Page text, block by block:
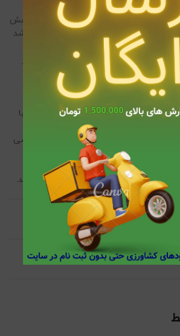
منیزیم و انواع ویتامین‌ها برای رشد
افزایش مقاومت گیاه در برابر استرس: کاهش
خشکی، سرما و شوری خاک. تحریک رشد
مغذی از خاک و تقویت سیستم ریشه‌ای.
ایده‌آل برای گیاهانی که نیاز به تقویت در
محصولات حساس مانند سبزیجات و
می‌گیرد. همچنین به دلیل طبیعی بودن و
مضر، به عنوان یک گزینه پایدار و سازگار با
روش مصرف: محلول‌پاشی: 2 تا 5 گرم در هر لیتر آب برای محلول‌پاشی
روی برگ‌ها. آبیاری: 5 تا 10 گرم در هر لیتر آب برای استفاده در
روش مصرف کود جلبک دریاییاینجا کلیک کنید.